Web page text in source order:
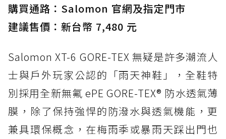
購買通路：Salomon 官網及指定門市
建議售價：新台幣 7,480 元
Salomon XT-6 GORE-TEX 無疑是許多潮流人
士與戶外玩家公認的「雨天神鞋」，全鞋特
別採用全新無氟 ePE GORE-TEX® 防水透氣薄
膜，除了保持強悍的防潑水與透氣機能，更
兼具環保概念，在梅雨季或暴雨天踩出門也